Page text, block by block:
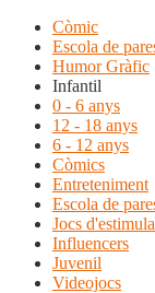
Còmic
Escola de
Humor Gràfic
Infantil
0 - 6 anys
12 - 18 anys
6 - 12 anys
Còmics
Entreteniment
Escola de
Jocs
Influencers
Juvenil
Videojocs